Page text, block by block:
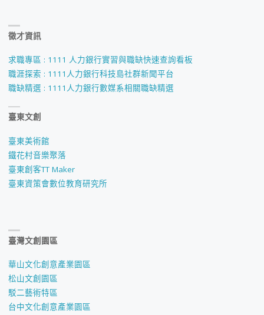
徵才資訊
求職專區 : 1111 人力銀行實習與職缺快速查詢看板
職涯探索 : 1111人力銀行科技島社群新聞平台
職缺精選 : 1111人力銀行數媒系相關職缺精選
臺東文創
臺東美術館
鐵花村音樂聚落
臺東創客TT Maker
臺東資策會數位教育研究所
臺灣文創園區
華山文化創意產業園區
松山文創園區
駁二藝術特區
台中文化創意產業園區